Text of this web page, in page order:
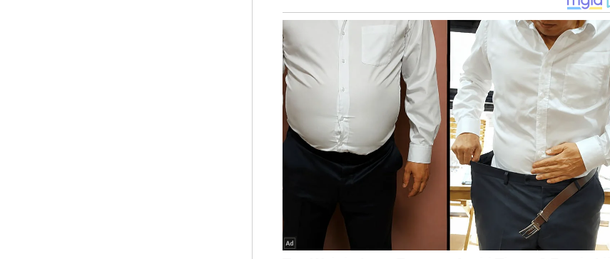
Semalam, tular di laman sosial dan aplikasi
WhatsApp bahawa seorang kanak-kanak cuba
diculik oleh penjenayah yang menaiki dua buah van